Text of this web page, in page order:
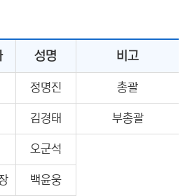
성명 비고
정명진 총괄
김경태 부총괄
오군석
백윤웅